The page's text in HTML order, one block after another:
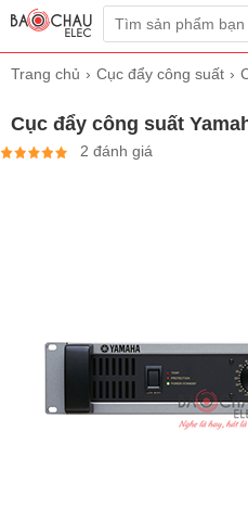
Trang chủ Cục đẩy công suất
Cục đẩy công suất
2 đánh giá